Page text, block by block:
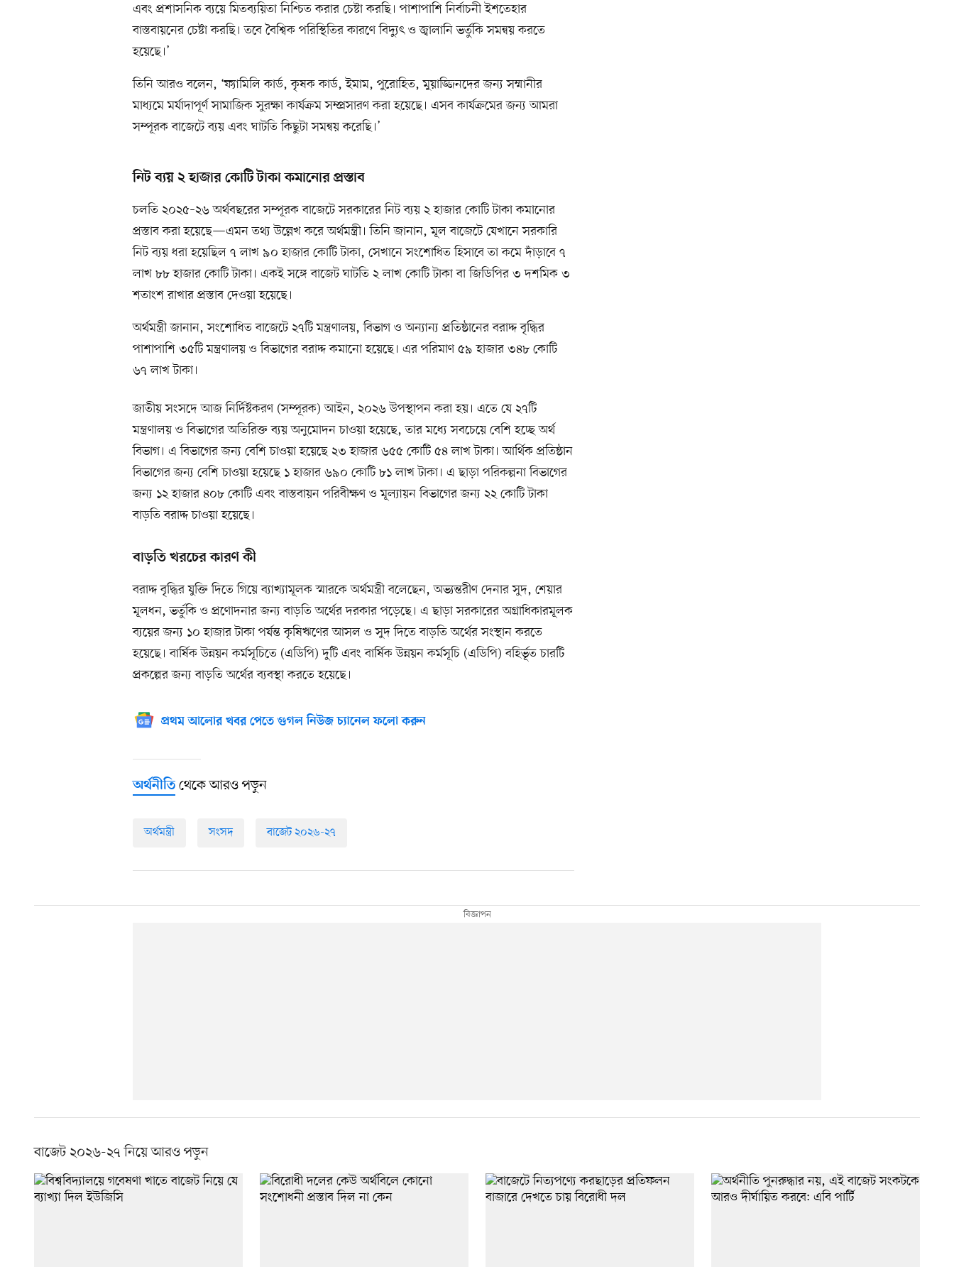
এবং প্রশাসনিক ব্যয়ে মিতব্যয়িতা নিশ্চিত করার চেষ্টা করছি। পাশাপাশি নির্বাচনী ইশতেহার
বাস্তবায়নের চেষ্টা করছি। তবে বৈশ্বিক পরিস্থিতির কারণে বিদ্যুৎ ও জ্বালানি ভর্তুকি সমন্বয় করতে
হয়েছে।’
তিনি আরও বলেন, ‘ফ্যামিলি কার্ড, কৃষক কার্ড, ইমাম, পুরোহিত, মুয়াজ্জিনদের জন্য সম্মানীর
মাধ্যমে মর্যাদাপূর্ণ সামাজিক সুরক্ষা কার্যক্রম সম্প্রসারণ করা হয়েছে। এসব কার্যক্রমের জন্য আমরা
সম্পূরক বাজেটে ব্যয় এবং ঘাটতি কিছুটা সমন্বয় করেছি।’
নিট ব্যয় ২ হাজার কোটি টাকা কমানোর প্রস্তাব
চলতি ২০২৫–২৬ অর্থবছরের সম্পূরক বাজেটে সরকারের নিট ব্যয় ২ হাজার কোটি টাকা কমানোর
প্রস্তাব করা হয়েছে—এমন তথ্য উল্লেখ করে অর্থমন্ত্রী। তিনি জানান, মূল বাজেটে যেখানে সরকারি
নিট ব্যয় ধরা হয়েছিল ৭ লাখ ৯০ হাজার কোটি টাকা, সেখানে সংশোধিত হিসাবে তা কমে দাঁড়াবে ৭
লাখ ৮৮ হাজার কোটি টাকা। একই সঙ্গে বাজেট ঘাটতি ২ লাখ কোটি টাকা বা জিডিপির ৩ দশমিক ৩
শতাংশ রাখার প্রস্তাব দেওয়া হয়েছে।
অর্থমন্ত্রী জানান, সংশোধিত বাজেটে ২৭টি মন্ত্রণালয়, বিভাগ ও অন্যান্য প্রতিষ্ঠানের বরাদ্দ বৃদ্ধির
পাশাপাশি ৩৫টি মন্ত্রণালয় ও বিভাগের বরাদ্দ কমানো হয়েছে। এর পরিমাণ ৫৯ হাজার ৩৪৮ কোটি
৬৭ লাখ টাকা।
জাতীয় সংসদে আজ নির্দিষ্টকরণ (সম্পূরক) আইন, ২০২৬ উপস্থাপন করা হয়। এতে যে ২৭টি
মন্ত্রণালয় ও বিভাগের অতিরিক্ত ব্যয় অনুমোদন চাওয়া হয়েছে, তার মধ্যে সবচেয়ে বেশি হচ্ছে অর্থ
বিভাগ। এ বিভাগের জন্য বেশি চাওয়া হয়েছে ২৩ হাজার ৬৫৫ কোটি ৫৪ লাখ টাকা। আর্থিক প্রতিষ্ঠান
বিভাগের জন্য বেশি চাওয়া হয়েছে ১ হাজার ৬৯০ কোটি ৮১ লাখ টাকা। এ ছাড়া পরিকল্পনা বিভাগের
জন্য ১২ হাজার ৪০৮ কোটি এবং বাস্তবায়ন পরিবীক্ষণ ও মূল্যায়ন বিভাগের জন্য ২২ কোটি টাকা
বাড়তি বরাদ্দ চাওয়া হয়েছে।
বাড়তি খরচের কারণ কী
বরাদ্দ বৃদ্ধির যুক্তি দিতে গিয়ে ব্যাখ্যামূলক স্মারকে অর্থমন্ত্রী বলেছেন, অভ্যন্তরীণ দেনার সুদ, শেয়ার
মূলধন, ভর্তুকি ও প্রণোদনার জন্য বাড়তি অর্থের দরকার পড়েছে। এ ছাড়া সরকারের অগ্রাধিকারমূলক
ব্যয়ের জন্য ১০ হাজার টাকা পর্যন্ত কৃষিঋণের আসল ও সুদ দিতে বাড়তি অর্থের সংস্থান করতে
হয়েছে। বার্ষিক উন্নয়ন কর্মসূচিতে (এডিপি) দুটি এবং বার্ষিক উন্নয়ন কর্মসূচি (এডিপি) বহির্ভূত চারটি
প্রকল্পের জন্য বাড়তি অর্থের ব্যবস্থা করতে হয়েছে।
প্রথম আলোর খবর পেতে গুগল নিউজ চ্যানেল ফলো করুন
অর্থনীতি থেকে আরও পড়ুন
অর্থমন্ত্রী সংসদ বাজেট ২০২৬-২৭
বাজেট ২০২৬-২৭ নিয়ে আরও পড়ুন